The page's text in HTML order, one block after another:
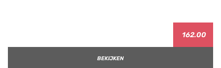
162.00
BEKIJKEN